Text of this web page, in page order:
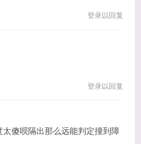
登录以回复
登录以回复
傻呗隔出那么远能判定撞到障